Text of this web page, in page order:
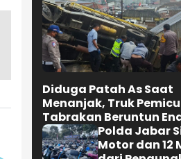
Diduga Patah As Saat
Menanjak, Truk Pemicu
Tabrakan Beruntun
Kendaraan di Ciwidey
Diselidiki Polisi
Polda Jabar
Motor dan 12